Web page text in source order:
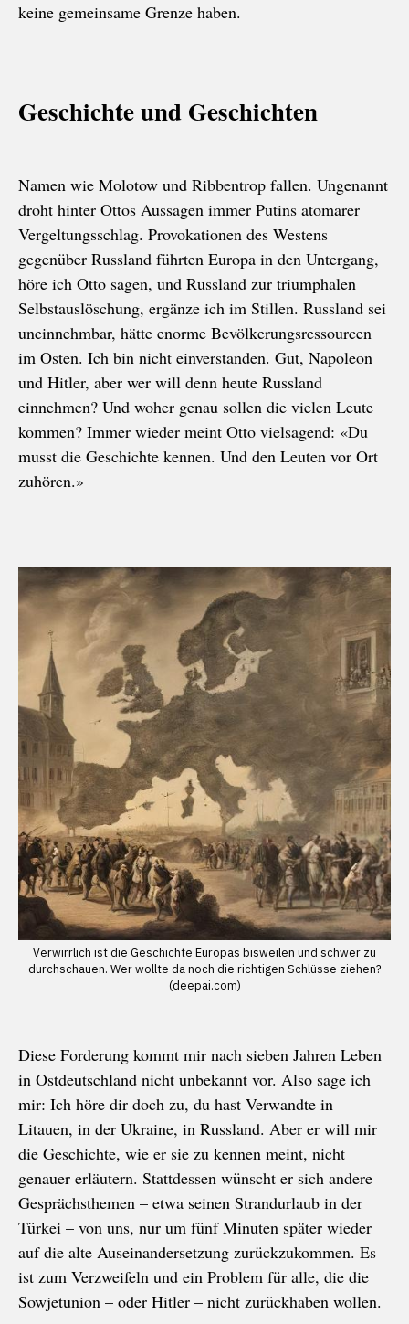
keine gemeinsame Grenze haben.
Geschichte und Geschichten
Namen wie Molotow und Ribbentrop fallen. Ungenannt
droht hinter Ottos Aussagen immer Putins atomarer
Vergeltungsschlag. Provokationen des Westens
gegenüber Russland führten Europa in den Untergang,
höre ich Otto sagen, und Russland zur triumphalen
Selbstauslöschung, ergänze ich im Stillen. Russland sei
uneinnehmbar, hätte enorme Bevölkerungsressourcen
im Osten. Ich bin nicht einverstanden. Gut, Napoleon
und Hitler, aber wer will denn heute Russland
einnehmen? Und woher genau sollen die vielen Leute
kommen? Immer wieder meint Otto vielsagend: «Du
musst die Geschichte kennen. Und den Leuten vor Ort
zuhören.»
Verwirrlich ist die Geschichte Europas bisweilen und schwer zu
durchschauen. Wer wollte da noch die richtigen Schlüsse ziehen?
(deepai.com)
Diese Forderung kommt mir nach sieben Jahren Leben
in Ostdeutschland nicht unbekannt vor. Also sage ich
mir: Ich höre dir doch zu, du hast Verwandte in
Litauen, in der Ukraine, in Russland. Aber er will mir
die Geschichte, wie er sie zu kennen meint, nicht
genauer erläutern. Stattdessen wünscht er sich andere
Gesprächsthemen – etwa seinen Strandurlaub in der
Türkei – von uns, nur um fünf Minuten später wieder
auf die alte Auseinandersetzung zurückzukommen. Es
ist zum Verzweifeln und ein Problem für alle, die die
Sowjetunion – oder Hitler – nicht zurückhaben wollen.